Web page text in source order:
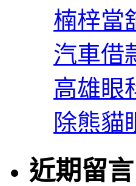
楠梓當
汽車借
高雄眼
除熊貓
近期留言